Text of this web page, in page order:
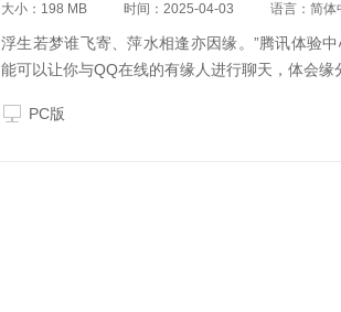
大小：198 MB 时间：2025-04-03 语言：简体
浮生若梦谁飞寄、萍水相逢亦因缘。”腾讯体验
能可以让你与QQ在线的有缘人进行聊天，体会缘
PC版